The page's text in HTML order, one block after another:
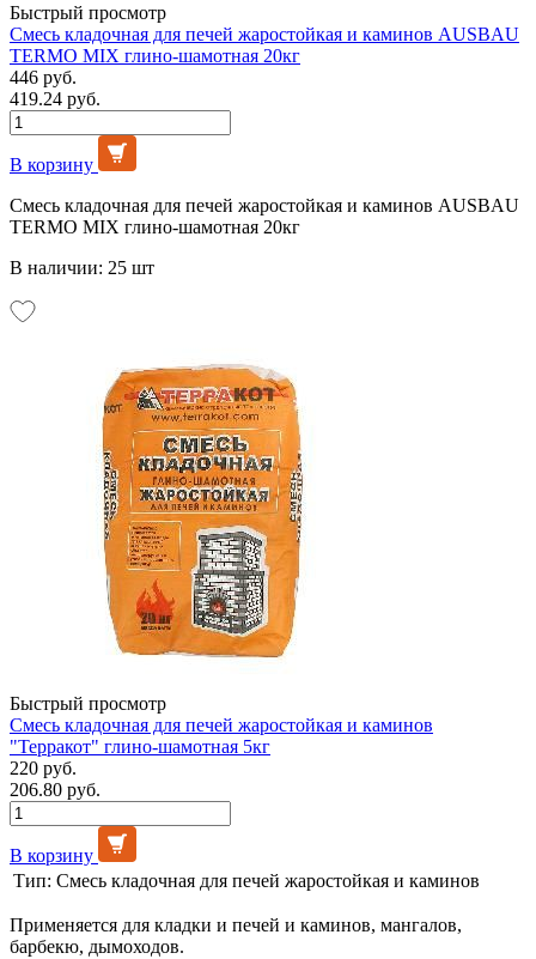
Быстрый просмотр
Смесь кладочная для печей жаростойкая и каминов AUSBAU
TERMO MIX глино-шамотная 20кг
446 руб.
419.24 руб.
В корзину
Смесь кладочная для печей жаростойкая и каминов AUSBAU
TERMO MIX глино-шамотная 20кг
В наличии: 25 шт
Быстрый просмотр
Смесь кладочная для печей жаростойкая и каминов
"Терракот" глино-шамотная 5кг
220 руб.
206.80 руб.
В корзину
Тип: Смесь кладочная для печей жаростойкая и каминов
Применяется для кладки и печей и каминов, мангалов,
барбекю, дымоходов.